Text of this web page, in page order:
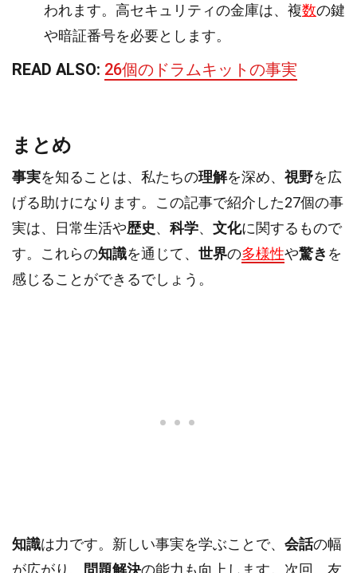
われます。高セキュリティの金庫は、複数の鍵
や暗証番号を必要とします。
READ ALSO: 26個のドラムキットの事実
まとめ
事実を知ることは、私たちの理解を深め、 視野を広
げる助けになります。この記事で紹介した27個の事
実は、日常生活や歴史、 科学、 文化に関するもので
す。これらの知識を通じて、 世界の多様性や驚き を
感じることができるでしょう。
知識は力です。新しい事実を学ぶことで、 会話の幅
が広がり、
問題解決の能力も向上します。次回、友